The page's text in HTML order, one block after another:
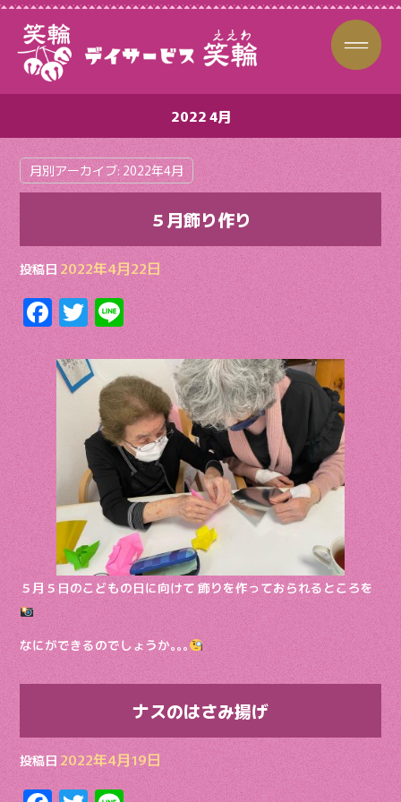
2022 4月
月別アーカイブ: 2022年4月
５月飾り作り
投稿日 2022年4月22日
F
ac
e
b
o
o
k
T
w
itt
er
Li
n
e
５月５日のこどもの日に向けて 飾りを作っておられるところを
なにができるのでしょうか｡｡｡
ナスのはさみ揚げ
投稿日 2022年4月19日